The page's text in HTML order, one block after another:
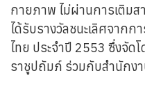
กายภาพ ไม่ผ่านการเติม
ได้รับรางวัลชนะเลิศจาก
ไทย ประจำปี 2553 ซึ่งจัด
ราชูปถัมภ์ ร่วมกับสำนักง